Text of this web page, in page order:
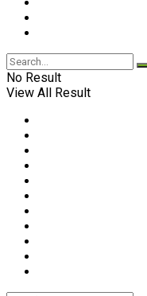
No Result
View All Result